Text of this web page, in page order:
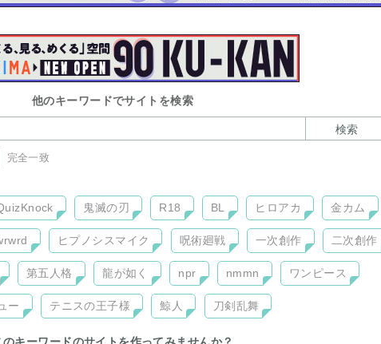
他のキーワードでサイトを検索
検索
完全一致
鬼滅の刃 R18 BL ヒロアカ 金カム
ヒプノシスマイク 呪術廻戦 一次創作 二次創作
第五人格 龍が如く npr nmmn ワンピース
ー テニスの王子様 鯨人 刀剣乱舞